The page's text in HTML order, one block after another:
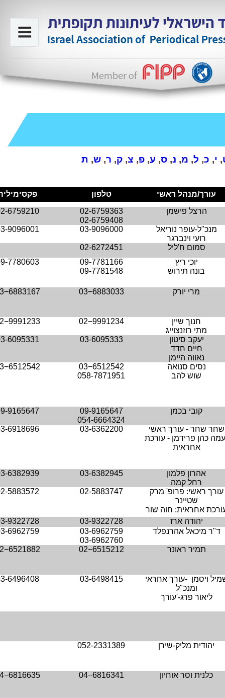
, י, כ, ל, מ, נ, ס, ע, פ, צ, ק, ר, ש, ת
עורך/מנהל ראשי טלפון
הרצל פישמן
02-6759363
02-6759408
6759210
מנכ"ל-עופר נוריאל
רועי וינברגר
03-9096000
9096001
סמום ח'ליל
02-6272451
יוכי ריץ
בונה תירוש
09-7781166
09-7781548
7780603
מרי יורק 03−6883033
חנוך שיין
מתי רוזנצוייג
02−9991234
יעקב סיטון
חיים חדד
נאווה היימן
03-6095333
6095331
נסים סנואה
שוש להב
03−6512542
058-7871951
קובי בכמן
09-9165647
054-6664324
9165647
שחר שחר - עורך ראשי
כהן פרידמן - עורכת
אחראית
03-6362200
6918696
אהרון פלמון
רחל קמה
03-6382945
6382939
עורך ראשי: פרופ' מרק
שטיינר
אחראית: חוה שור
02-5883747
5883572
יהודה ארז 03-9322728
9322728
ד"ר מיכאל אהרנפלד
03-6962759
03-6962760
6962759
תמיר ראונר 02−6515212
ויסמן -עורך אחראי
ומנכ"ל
ליאור פרג'-עורך
03-6498415
6496408
יהודית מליק-שירן 052-2331389
כלנית וסר אוחיון 04−6816341